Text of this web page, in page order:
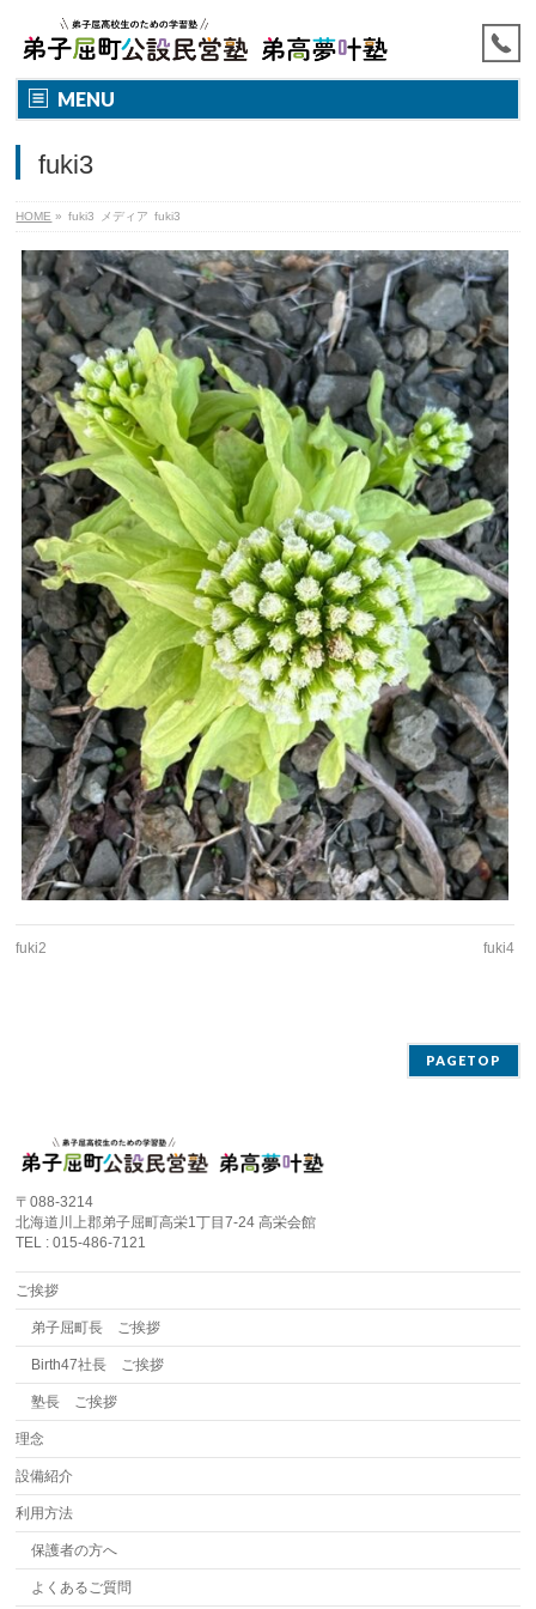
MENU
fuki3
HOME » fuki3 メディア fuki3
fuki2 fuki4
PAGETOP
〒088-3214
北海道川上郡弟子屈町高栄1丁目7-24 高栄会館
TEL : 015-486-7121
ご挨拶
弟子屈町長 ご挨拶
Birth47社長 ご挨拶
塾長 ご挨拶
理念
設備紹介
利用方法
保護者の方へ
よくあるご質問